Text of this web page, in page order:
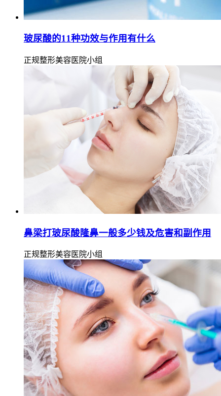
玻尿酸的11种功效与作用有什么
正规整形美容医院小组
鼻梁打玻尿酸隆鼻一般多少钱及危害和副作用
正规整形美容医院小组